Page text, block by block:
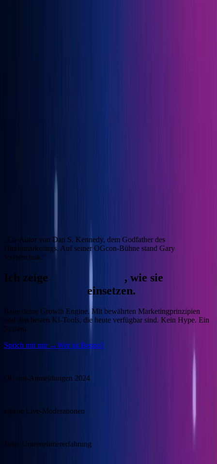
„Co-Autor von Dan S. Kennedy, dem Godfather des
Direktmarketings. Auf seiner OGcon-Bühne stand Gary
Vaynerchuk."
Ich zeige , wie sie
einsetzen.
Baue deine Growth Engine.Mit bewährten Marketingprinzipien
und den besten KI-Tools, die heute verfügbar sind. Kein Hype. Ein
System.
Sprich mit mir →Wer ist Benno?
OGcon-Anmeldungen 2024
eigene Live-Moderationen
Jahre Unternehmererfahrung